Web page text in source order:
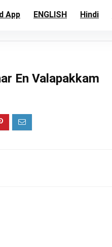
App ENGLISH Hindi
En Valapakkam